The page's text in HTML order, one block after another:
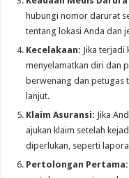
hubungi nomor darurat
tentang lokasi Anda dan
Kecelakaan: Jika terjadi
menyelamatkan diri dan
berwenang dan petugas
lanjut.
Klaim Asuransi: Jika
ajukan klaim setelah
diperlukan, seperti
Pertolongan Pertama: